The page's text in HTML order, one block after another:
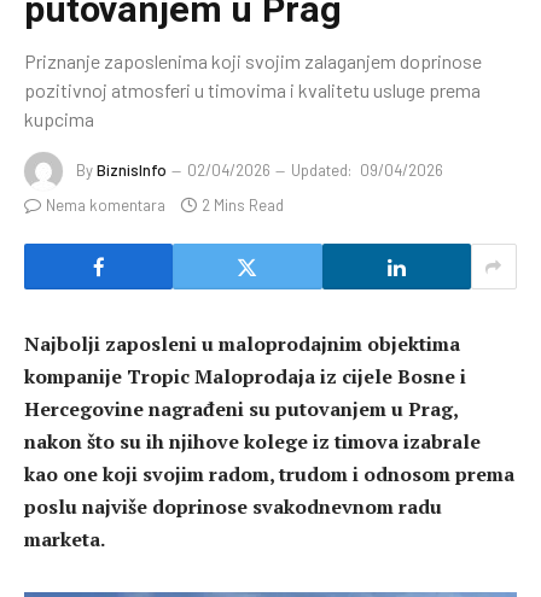
putovanjem u Prag
Priznanje zaposlenima koji svojim zalaganjem doprinose
pozitivnoj atmosferi u timovima i kvalitetu usluge prema
kupcima
ByBiznisInfo 02/04/2026 Updated: 09/04/2026
Nema komentara
2 Mins Read
Najbolji zaposleni u maloprodajnim objektima
kompanije Tropic Maloprodaja iz cijele Bosne i
Hercegovine nagrađeni su putovanjem u Prag,
nakon što su ih njihove kolege iz timova izabrale
kao one koji svojim radom, trudom i odnosom prema
poslu najviše doprinose svakodnevnom radu
marketa.